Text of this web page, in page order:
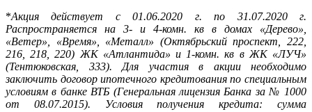
*Акция действует с 01.06.2020 г. по 31.07.2020 г.
Распространяется на 3- и 4-комн. кв в домах «Дерево»,
«Ветер», «Время», «Металл» (Октябрьский проспект, 222,
216, 218, 220) ЖК «Атлантида» и 1-комн. кв в ЖК «ЛУЧ»
(Тентюковская, 333). Для участия в акции необходимо
заключить договор ипотечного кредитования по специальным
условиям в банке ВТБ (Генеральная лицензия Банка за № 1000
от 08.07.2015). Условия получения кредита: сумма